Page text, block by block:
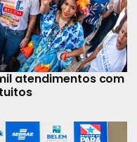
atendimentos com